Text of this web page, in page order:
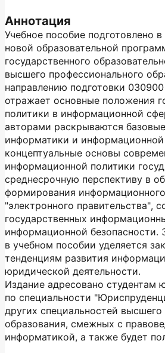
Аннотация
Учебное пособие подготовлено
новой образовательной
государственного
высшего профессионального
направлению подготовки
отражает основные положения
политики в информационной
авторами раскрываются
информатики и информационной
концептуальные основы
информационной политики
среднесрочную перспективу в
формирования
"электронного правительства",
государственных
информационной безопасности.
в учебном пособии уделяется
тенденциям развития
юридической деятельности.
Издание адресовано студентам
по специальности
других специальностей
образования, смежных с
информатикой, а также будет